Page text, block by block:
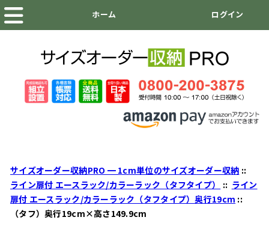
サイズオーダー収納PRO ━ 1cm単位のサイズオーダー収納 ::
ライン扉付 エースラック/カラーラック（タフタイプ）
:: ライン
扉付 エースラック/カラーラック（タフタイプ）奥行19cm ::
（タフ）奥行19cm×高さ149.9cm